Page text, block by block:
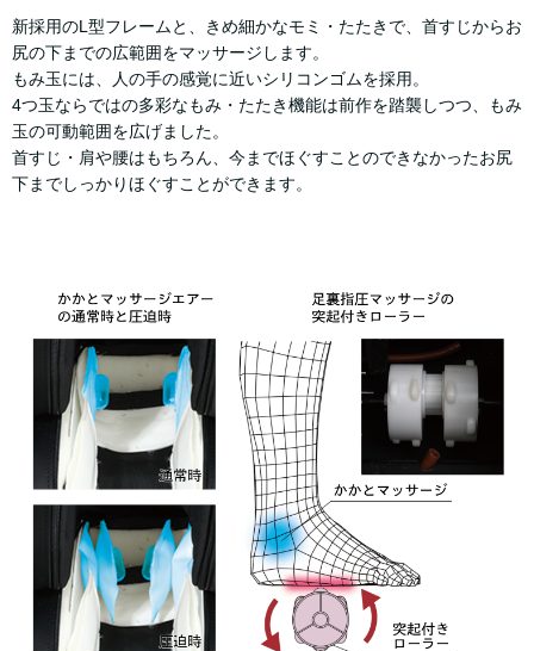
新採用のL型フレームと、きめ細かなモミ・たたきで、首すじからお
尻の下までの広範囲をマッサージします。
もみ玉には、人の手の感覚に近いシリコンゴムを採用。
4つ玉ならではの多彩なもみ・たたき機能は前作を踏襲しつつ、もみ
玉の可動範囲を広げました。
首すじ・肩や腰はもちろん、今までほぐすことのできなかったお尻
下までしっかりほぐすことができます。